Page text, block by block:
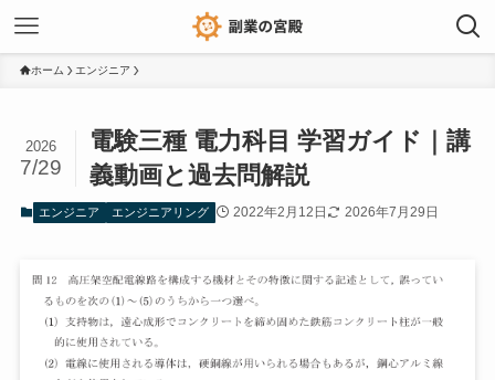
ホーム エンジニア
電験三種 電力科目 学習ガイド｜講
義動画と過去問解説
2026
7/29
エンジニア エンジニアリング 2022年2月12日 2026年7月29日